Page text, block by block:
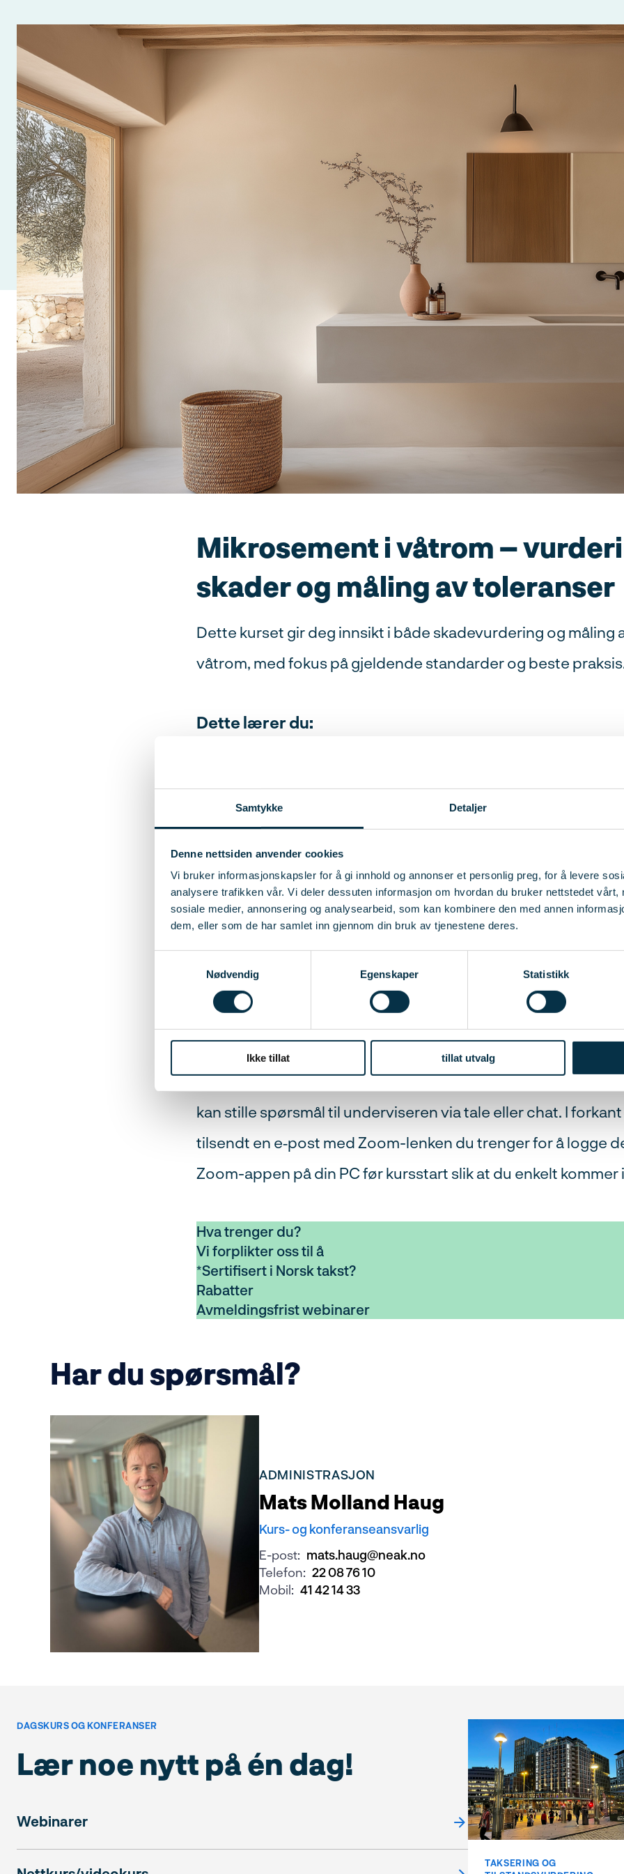
Samtykke Detaljer
Denne nettsiden anvender cookies
Vi bruker informasjonskapsler for å gi innhold og annonser et personlig preg, for å levere
analysere trafikken vår. Vi deler dessuten informasjon om hvordan du bruker nettstedet vårt,
sosiale medier, annonsering og analysearbeid, som kan kombinere den med annen
dem, eller som de har samlet inn gjennom din bruk av tjenestene deres.
Nødvendig
Egenskaper Statistikk
Ikke tillat tillat utvalg
Mikrosement i våtrom –
skader og måling av toleranser
Dette kurset gir deg innsikt i både skadevurdering og måling
våtrom, med fokus på gjeldende standarder og beste
Dette lærer du:
Vurdering av skader
– vanlige feil og hvordan du analyserer
Måling av toleranser– forstå NS 3420, retnings- og
flis- og fugetoleranser iht. NS-EN 14411
Lær av ekspertene!
Kurset ledes av seniorrådgiver Geir Sørensen fra Fagrådet
Stian Østrem, daglig leder i Surface Design – en spesialist
Hvordan gjennomføres kurset?
Kurset gjennomføres som webinar. Du følger
kan stille spørsmål til underviseren via tale eller chat. I
tilsendt en e‑post med Zoom-lenken du trenger for å logge
Zoom-appen på din PC før kursstart slik at du enkelt kommer
Hva trenger du?
Vi forplikter oss til å
*Sertifisert i Norsk takst?
Rabatter
Avmeldingsfrist webinarer
Adresse
Postnr
Poststed
Ved å sende inn
Har du spørsmål?
ADMINISTRASJON
Mats Molland Haug
Kurs- og konferanseansvarlig
E-post: mats.haug@neak.no
Telefon: 22 08 76 10
Mobil: 41 42 14 33
DAGSKURS OG KONFERANSER
Lær noe nytt på én dag!
Webinarer
TAKSERING OG